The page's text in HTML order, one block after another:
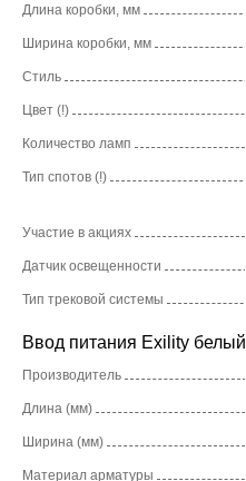
Длина коробки, мм
Ширина коробки, мм
Стиль
Цвет (!)
Количество ламп
Тип спотов (!)
Участие в акциях
Датчик освещенности
Тип трековой системы
Ввод питания Exility белый
Производитель
Длина (мм)
Ширина (мм)
Материал арматуры